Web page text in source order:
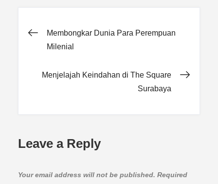
Post
Membongkar Dunia Para Perempuan
Milenial
Menjelajah Keindahan di The Square
Surabaya
Leave a Reply
Your email address will not be published. Required